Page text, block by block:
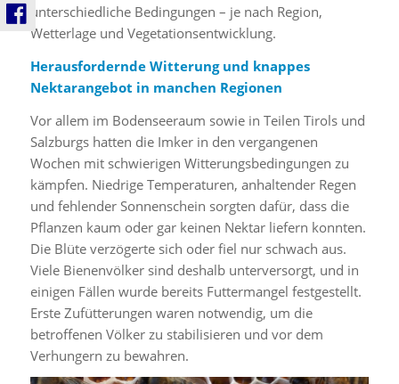
unterschiedliche Bedingungen – je nach Region,
Wetterlage und Vegetationsentwicklung.
Herausfordernde Witterung und knappes
Nektarangebot in manchen Regionen
Vor allem im Bodenseeraum sowie in Teilen Tirols und
Salzburgs hatten die Imker in den vergangenen
Wochen mit schwierigen Witterungsbedingungen zu
kämpfen. Niedrige Temperaturen, anhaltender Regen
und fehlender Sonnenschein sorgten dafür, dass die
Pflanzen kaum oder gar keinen Nektar liefern konnten.
Die Blüte verzögerte sich oder fiel nur schwach aus.
Viele Bienenvölker sind deshalb unterversorgt, und in
einigen Fällen wurde bereits Futtermangel festgestellt.
Erste Zufütterungen waren notwendig, um die
betroffenen Völker zu stabilisieren und vor dem
Verhungern zu bewahren.